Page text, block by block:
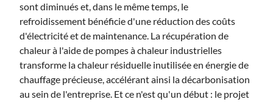
sont diminués et, dans le même temps, le
refroidissement bénéficie d'une réduction des coûts
d'électricité et de maintenance. La récupération de
chaleur à l'aide de pompes à chaleur industrielles
transforme la chaleur résiduelle inutilisée en énergie de
chauffage précieuse, accélérant ainsi la décarbonisation
au sein de l'entreprise. Et ce n'est qu'un début : le projet